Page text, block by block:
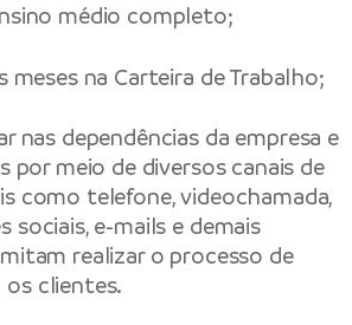
médio completo;
meses na Carteira de Trabalho;
nas dependências da empresa e
por meio de diversos canais de
como telefone, videochamada,
sociais, e-mails e demais
realizar o processo de
clientes.